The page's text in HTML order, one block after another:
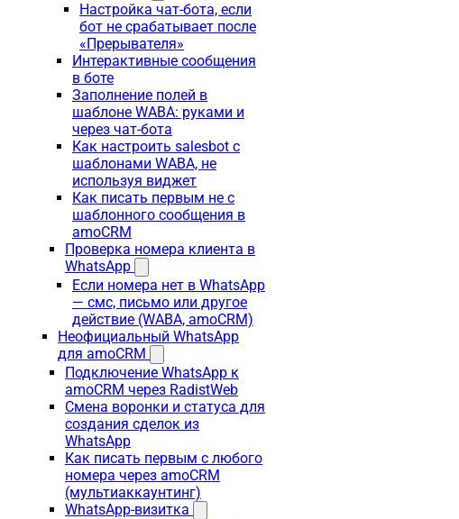
Настройка чат-бота, если
бот не срабатывает после
«Прерывателя»
Интерактивные сообщения
в боте
Заполнение полей в
шаблоне WABA: руками и
через чат-бота
Как настроить salesbot с
шаблонами WABA, не
используя виджет
Как писать первым не с
шаблонного сообщения в
amoCRM
Проверка номера клиента в
WhatsApp
Если номера нет в WhatsApp
— смс, письмо или другое
действие (WABA, amoCRM)
Неофициальный WhatsApp
для amoCRM
Подключение WhatsApp к
amoCRM через RadistWeb
Смена воронки и статуса для
создания сделок из
WhatsApp
Как писать первым с любого
номера через amoCRM
(мультиаккаунтинг)
WhatsApp-визитка